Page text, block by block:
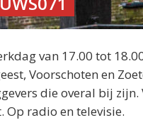
van 17.00 tot
Voorschoten en
die overal bij
Op radio en televisie.